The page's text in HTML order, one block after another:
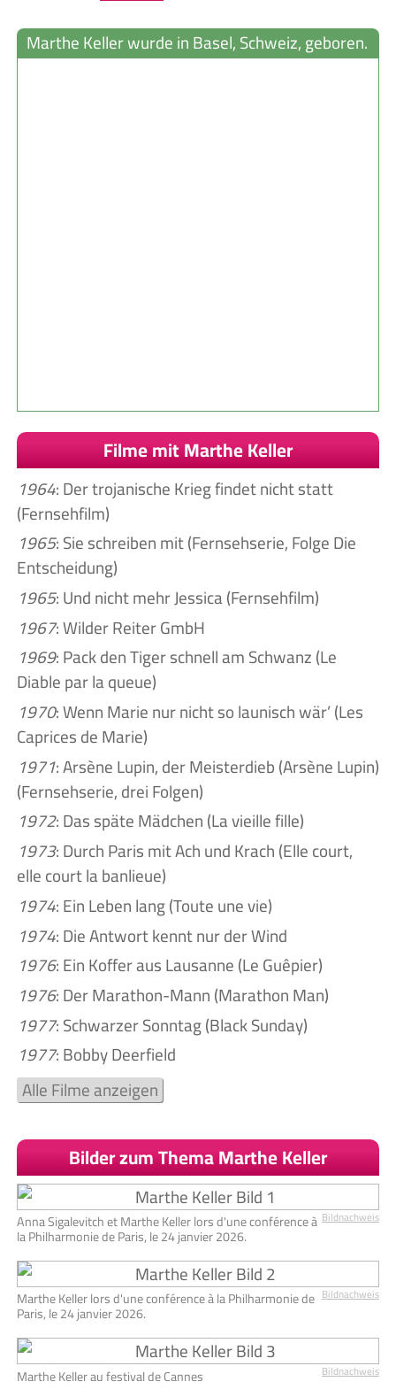
Marthe Keller wurde in Basel, Schweiz, geboren.
Filme mit Marthe Keller
1964: Der trojanische Krieg findet nicht statt
(Fernsehfilm)
1965: Sie schreiben mit (Fernsehserie, Folge Die
Entscheidung)
1965: Und nicht mehr Jessica (Fernsehfilm)
1967: Wilder Reiter GmbH
1969: Pack den Tiger schnell am Schwanz (Le
Diable par la queue)
1970: Wenn Marie nur nicht so launisch wär’ (Les
Caprices de Marie)
1971: Arsène Lupin, der Meisterdieb (Arsène Lupin)
(Fernsehserie, drei Folgen)
1972: Das späte Mädchen (La vieille fille)
1973: Durch Paris mit Ach und Krach (Elle court,
elle court la banlieue)
1974: Ein Leben lang (Toute une vie)
1974: Die Antwort kennt nur der Wind
1976: Ein Koffer aus Lausanne (Le Guêpier)
1976: Der Marathon-Mann (Marathon Man)
1977: Schwarzer Sonntag (Black Sunday)
1977: Bobby Deerfield
Alle Filme anzeigen
Bilder zum Thema Marthe Keller
Bildnachweis
Anna Sigalevitch et Marthe Keller lors d'une conférence à
la Philharmonie de Paris, le 24 janvier 2026.
Bildnachweis
Marthe Keller lors d'une conférence à la Philharmonie de
Paris, le 24 janvier 2026.
Bildnachweis
Marthe Keller au festival de Cannes